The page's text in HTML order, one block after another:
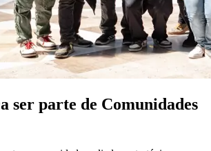
ser parte de Comunidades